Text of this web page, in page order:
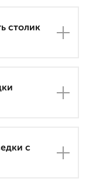
столик
с